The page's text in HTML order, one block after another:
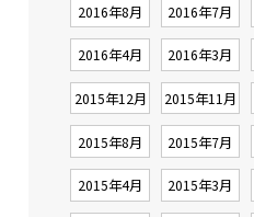
2016年8月 2016年7月
2016年4月 2016年3月
2015年12月 2015年11月
2015年8月 2015年7月
2015年4月 2015年3月